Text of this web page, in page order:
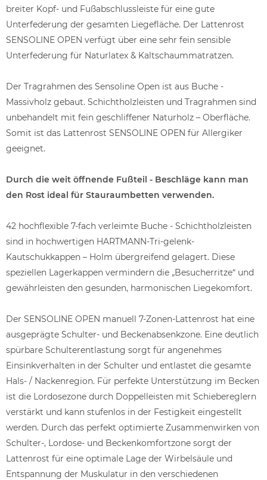
breiter Kopf- und Fußabschlussleiste für eine gute
Unterfederung der gesamten Liegefläche. Der Lattenrost
SENSOLINE OPEN verfügt über eine sehr fein sensible
Unterfederung für Naturlatex & Kaltschaummatratzen.
Der Tragrahmen des Sensoline Open ist aus Buche -
Massivholz gebaut. Schichtholzleisten und Tragrahmen sind
unbehandelt mit fein geschliffener Naturholz – Oberfläche.
Somit ist das Lattenrost SENSOLINE OPEN für Allergiker
geeignet.
Durch die weit öffnende Fußteil - Beschläge kann man
den Rost ideal für Stauraumbetten verwenden.
42 hochflexible 7-fach verleimte Buche - Schichtholzleisten
sind in hochwertigen HARTMANN-Tri-gelenk-
Kautschukkappen – Holm übergreifend gelagert. Diese
speziellen Lagerkappen vermindern die „Besucherritze“ und
gewährleisten den gesunden, harmonischen Liegekomfort.
Der SENSOLINE OPEN manuell 7-Zonen-Lattenrost hat eine
ausgeprägte Schulter- und Beckenabsenkzone. Eine deutlich
spürbare Schulterentlastung sorgt für angenehmes
Einsinkverhalten in der Schulter und entlastet die gesamte
Hals- / Nackenregion. Für perfekte Unterstützung im Becken
ist die Lordosezone durch Doppelleisten mit Schiebereglern
verstärkt und kann stufenlos in der Festigkeit eingestellt
werden. Durch das perfekt optimierte Zusammenwirken von
Schulter-, Lordose- und Beckenkomfortzone sorgt der
Lattenrost für eine optimale Lage der Wirbelsäule und
Entspannung der Muskulatur in den verschiedenen